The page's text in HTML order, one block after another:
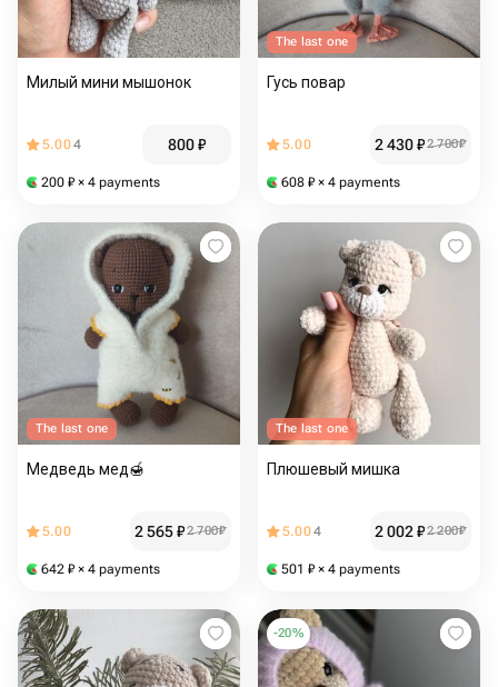
Милый мини мышонок
5.004 800₽
200 ₽ × 4 payments
The last one
Гусь повар
5.00 2 430₽2 700₽
608 ₽ × 4 payments
The last one
Медведь мед🍯
5.00 2 565₽2 700₽
642 ₽ × 4 payments
The last one
Плюшевый мишка
5.004 2 002₽2 200₽
501 ₽ × 4 payments
-20%